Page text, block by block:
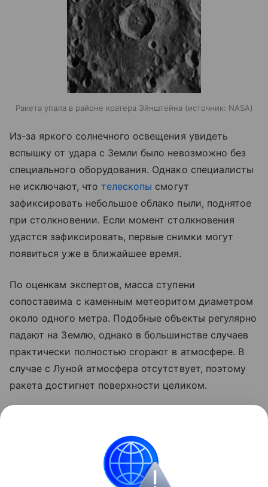
Ракета упала в районе кратера Эйнштейна источник: NASA
Из-за яркого солнечного освещения увидеть
вспышку от удара с Земли было невозможно без
специального оборудования. Однако специалисты
не исключают, что телескопы смогут
зафиксировать небольшое облако пыли, поднятое
при столкновении. Если момент столкновения
удастся зафиксировать, первые снимки могут
появиться уже в ближайшее время.
По оценкам экспертов, масса ступени
сопоставима с каменным метеоритом диаметром
около одного метра. Подобные объекты регулярно
падают на Землю, однако в большинстве случаев
практически полностью сгорают в атмосфере. В
случае с Луной атмосфера отсутствует, поэтому
ракета достигнет поверхности целиком.
об атмосфере древней Земли.